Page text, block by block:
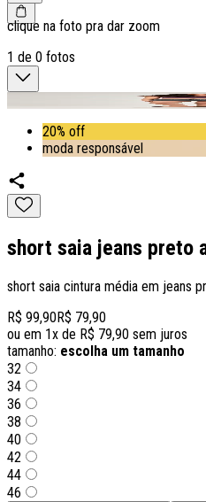
clique na foto pra dar zoom
1 de 0 fotos
20% off
moda responsável
short saia jeans preto
short saia cintura média em jeans
R$ 99,90R$ 79,90
ou em 1x de R$ 79,90 sem juros
tamanho: escolha um tamanho
32
34
36
38
40
42
44
46